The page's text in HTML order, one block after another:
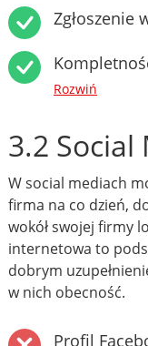
Zgłoszenie
Rozwiń
3.2 Social
W social mediach
firma na co dzień,
wokół swojej firmy
internetowa to
dobrym
w nich obecność.
Profil